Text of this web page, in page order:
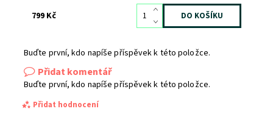
799 Kč
Buďte první, kdo napíše příspěvek k této položce.
Přidat komentář
Buďte první, kdo napíše příspěvek k této položce.
Přidat hodnocení